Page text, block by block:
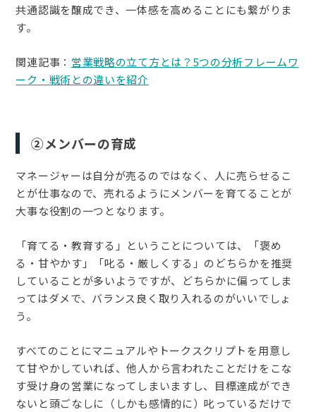
共通認識を醸成でき、一体感を高めることにも繋がりま
す。
関連記事： 営業戦略の立て方とは？5つの分析フレームワ
ーク・戦術との違いを紹介
②メンバーの育成
マネージャーは自分が売るのではなく、人に売らせるこ
とが仕事なので、売れるようにメンバーを育てることが
大事な役割の一つとなります。
「育てる・教育する」ということについては、「褒め
る・甘やかす」「叱る・厳しくする」のどちらかを推奨
していることが多いようですが、どちらかに偏ってしま
ってはダメで、バランス良く取り入れるのがいいでしょ
う。
すべてのことにマニュアルやトークスクリプトを用意し
て甘やかしていれば、他人から言われたことだけをこな
す受け身の営業になってしまいますし、目標達成ができ
ないと頭ごなしに（しかも感情的に）叱っているだけで